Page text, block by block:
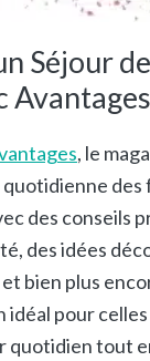
Séjour
Avantages
, le
des
des conseils
des idées
bien plus
idéal pour
quotidien tout